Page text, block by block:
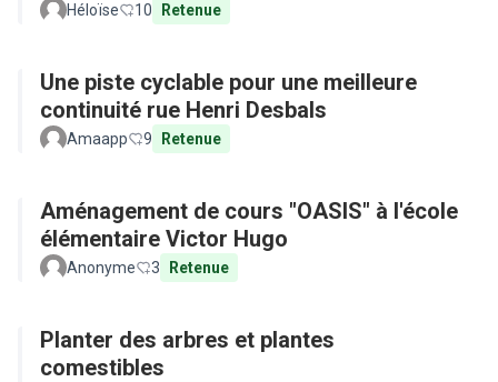
Héloïse 10 Retenue
Une piste cyclable pour une meilleure
continuité rue Henri Desbals
Amaapp 9 Retenue
Aménagement de cours "OASIS" à l'école
élémentaire Victor Hugo
Anonyme 3 Retenue
Planter des arbres et plantes
comestibles